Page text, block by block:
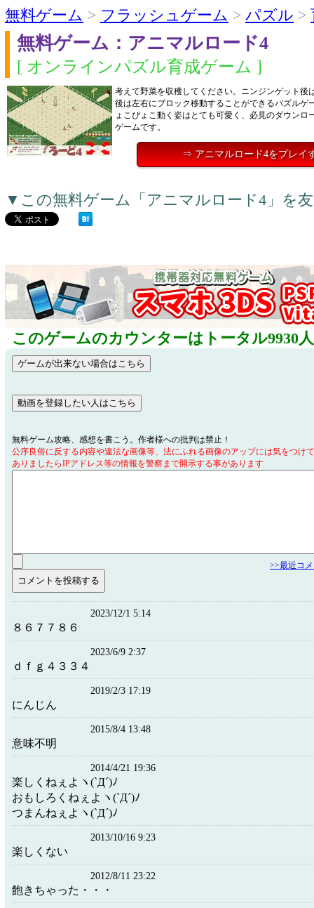
無料ゲーム > フラッシュゲーム > パズル >
無料ゲーム：アニマルロード4
[ オンラインパズル育成ゲーム ]
考えて野菜を収穫してください。ニンジンゲット後
後は左右にブロック移動することができるパズルゲ
ょこぴょこ動く姿はとても可愛く、必見のダウンロ
ゲームです。
⇒ アニマルロード4をプレイ
▼この無料ゲーム「アニマルロード4」を
このゲームのカウンターはトータル9930
無料ゲーム攻略、感想を書こう。作者様への批判は禁止！
公序良俗に反する内容や違法な画像等、法にふれる画像のアップには気をつけ
ありましたらIPアドレス等の情報を警察まで開示する事があります
>>最近コ
2023/12/1 5:14
８６７７８６
2023/6/9 2:37
ｄｆｇ４３３４
2019/2/3 17:19
にんじん
2015/8/4 13:48
意味不明
2014/4/21 19:36
楽しくねぇよヽ(`Д´)ﾉ
おもしろくねぇよヽ(`Д´)ﾉ
つまんねぇよヽ(`Д´)ﾉ
2013/10/16 9:23
楽しくない
2012/8/11 23:22
飽きちゃった・・・